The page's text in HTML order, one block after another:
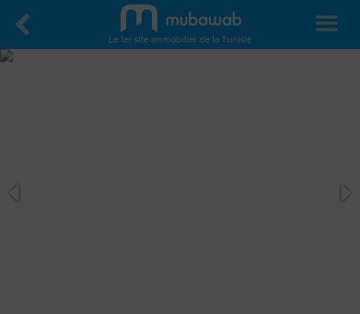
Le 1er site immobilier de la Tunisie